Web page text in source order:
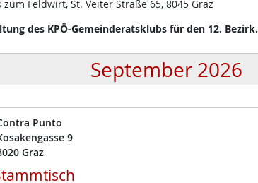
Feldwirt, St. Veiter Straße 65, 8045 Graz
des KPÖ-Gemeinderatsklubs für den 12. Bezirk.
September 2026
Punto
9
Graz